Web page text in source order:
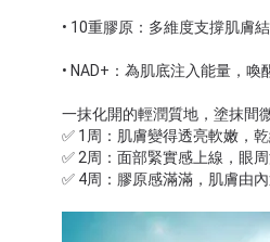
• 10重膠原：多維度支撐肌膚
• NAD+：為肌底注入能量，
一抹化開的輕潤質地，塗抹間
✅ 1周：肌膚變得透亮軟嫩，
✅ 2周：面部緊實感上線，眼
✅ 4周：膠原感滿滿，肌膚由